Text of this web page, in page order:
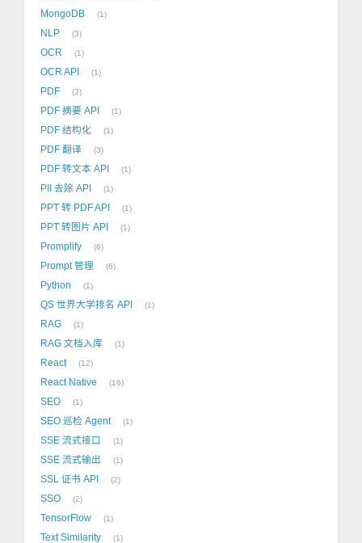
MongoDB 1
NLP 3
OCR 1
OCR API 1
PDF 3
PDF 摘要 API 1
PDF 结构化 1
PDF 翻译 3
PDF 转文本 API 1
PII 去除 API 1
PPT 转 PDF API 1
PPT 转图片 API 1
Promplify 6
Prompt 管理 6
Python 1
QS 世界大学排名 API 1
RAG 1
RAG 文档入库 1
React 12
React Native 16
SEO 1
SEO 巡检 Agent 1
SSE 流式接口 1
SSE 流式输出 1
SSL 证书 API 2
SSO 2
TensorFlow 1
Text Similarity 1